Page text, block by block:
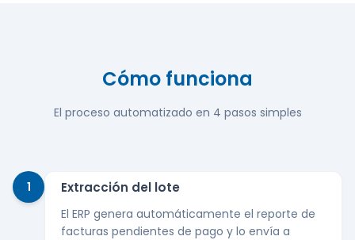
Cómo funciona
El proceso automatizado en 4 pasos simples
1 Extracción del lote
El ERP genera automáticamente el reporte de
facturas pendientes de pago y lo envía a